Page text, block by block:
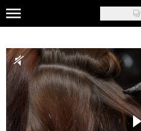
Skip
to
main
content
Moda
Ślub i wesele
Styl życia